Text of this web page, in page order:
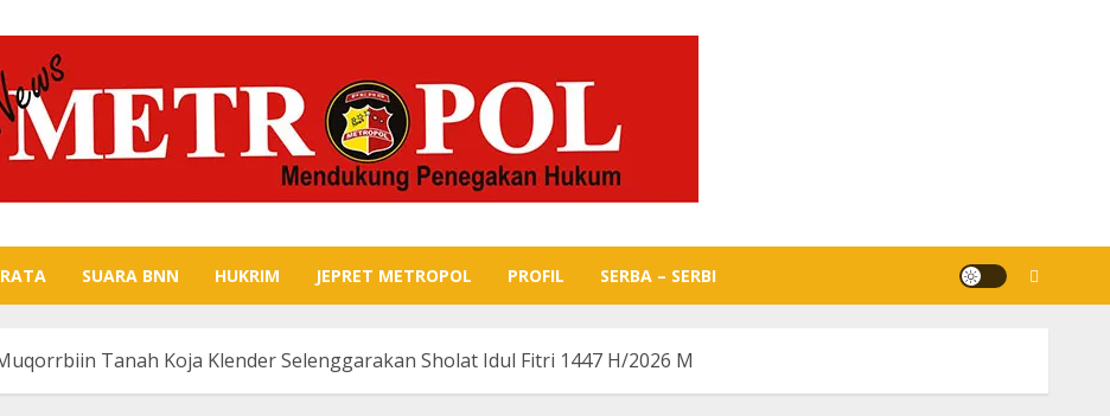
SUARA BNN HUKRIM JEPRET METROPOL PROFIL SERBA – SERBI
Tanah Koja Klender Selenggarakan Sholat Idul Fitri 1447 H/2026 M